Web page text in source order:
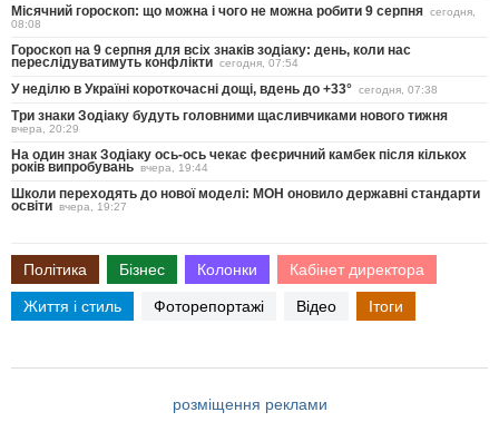
Місячний гороскоп: що можна і чого не можна робити 9 серпня сегодня,
08:08
Гороскоп на 9 серпня для всіх знаків зодіаку: день, коли нас
переслідуватимуть конфлікти сегодня, 07:54
У неділю в Україні короткочасні дощі, вдень до +33° сегодня, 07:38
Три знаки Зодіаку будуть головними щасливчиками нового тижня
вчера, 20:29
На один знак Зодіаку ось-ось чекає феєричний камбек після кількох
років випробувань вчера, 19:44
Школи переходять до нової моделі: МОН оновило державні стандарти
освіти вчера, 19:27
Політика Бізнес Колонки Кабінет директора
Життя і стиль Фоторепортажі Відео Ітоги
розміщення реклами